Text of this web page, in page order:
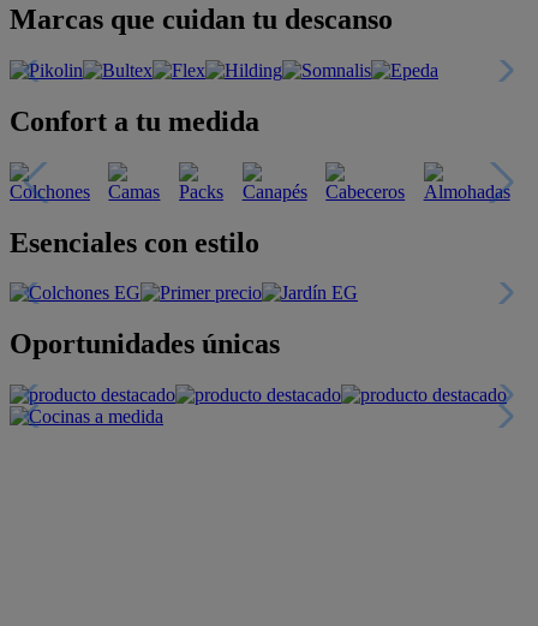
Marcas que cuidan tu descanso
Confort a tu medida
Esenciales con estilo
Oportunidades únicas